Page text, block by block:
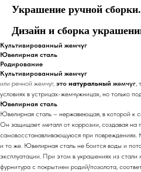
Украшение ручной сборки.
Дизайн и сборка
Культивированный жемчуг
Ювелирная сталь
Родирование
Культивированный жемчуг
или речной жемчуг, это натуральный жемчуг,
условиях в устрицах-жемчужницах, но только
Ювелирная сталь
Ювелирная сталь – нержавеющая, в которой к
Он защищает металл от коррозии, создавая на
самовосстанавливающуюся при повреждениях.
и то же. Ювелирная сталь не боится воды и
эксплуатации. При этом в украшениях из стали
фурнитура с покрытием родий/позолота,